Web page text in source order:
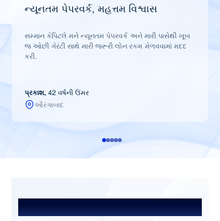
ન્યૂનતમ પેપરવર્ક, મહત્તમ વિશ્વાસ
સમ્માન કેપિટલે મને ન્યૂનતમ પેપરવર્ક અને મારી પાસેથી ખૂબ
જ ઓછી ગેરંટી સાથે મારી જરૂરી લોન રકમ મેળવવામાં મદદ
કરી.
પ્રકાશ, 42 વર્ષની ઉંમર
ઔરંગાબાદ
વારંવાર પૂછાતા પ્રશ્નો